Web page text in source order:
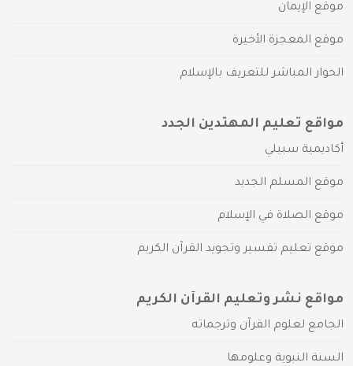
موقع الإيمان
موقع المعجزة الأخيرة
الحوار المباشر للتعريف بالإسلام
مواقع تعليم المهتدين الجدد
أكاديمية سبيلي
موقع المسلم الجديد
موقع الصلاة في الإسلام
موقع تعليم تفسير وتجويد القرآن الكريم
مواقع نشر وتعليم القرآن الكريم
الجامع لعلوم القرآن وترجماته
السنة النبوية وعلومها